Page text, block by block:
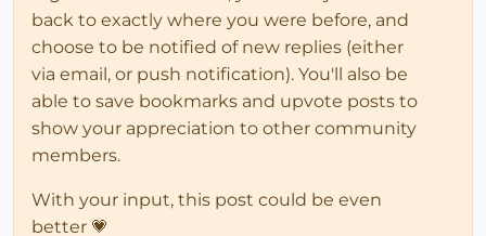
back to exactly where you were before, and
choose to be notified of new replies (either
via email, or push notification). You'll also be
able to save bookmarks and upvote posts to
show your appreciation to other community
members.
With your input, this post could be even
better 💗